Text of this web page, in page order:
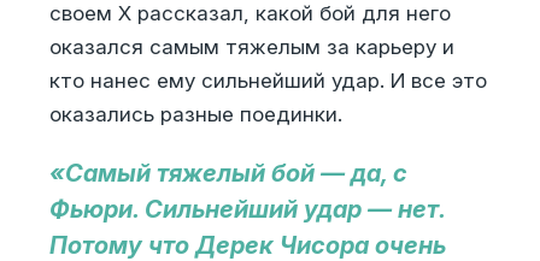
своем Х рассказал, какой бой для него
оказался самым тяжелым за карьеру и
кто нанес ему сильнейший удар. И все это
оказались разные поединки.
«Самый тяжелый бой — да, с
Фьюри. Сильнейший удар — нет.
Потому что Дерек Чисора очень